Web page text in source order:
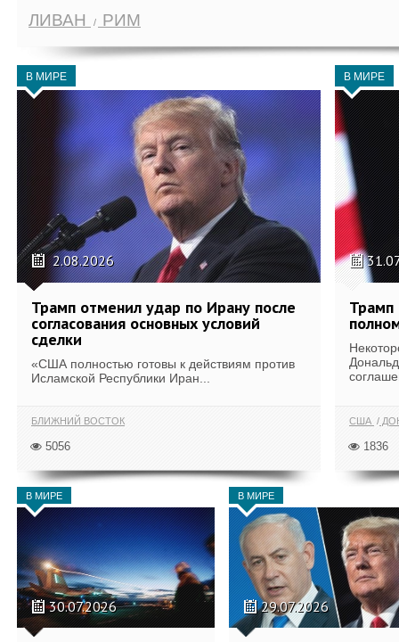
ЛИВАН РИМ
В МИРЕ
2.08.2026
Трамп отменил удар по Ирану после
согласования основных условий
сделки
«США полностью готовы к действиям против
Исламской Республики Иран...
БЛИЖНИЙ ВОСТОК
5056
В МИРЕ
Трамп
США
1836
В МИРЕ
30.07.2026
В МИРЕ
29.07.2026